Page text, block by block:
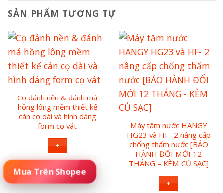
Mua Trên Shopee
SẢN PHẨM TƯƠNG TỰ
Cọ đánh nền & đánh má
hồng lông mềm thiết kế
cán cọ dài và hình dáng
form cọ vát
+
Máy tăm nước HANGY
HG23 và HF- 2 nâng cấp
chống thấm nước [BẢO
HÀNH ĐỔI MỚI 12
THÁNG – KÈM CỦ SẠC]
+